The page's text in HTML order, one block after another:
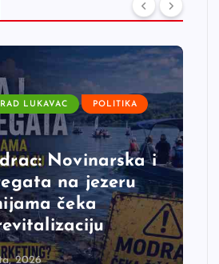
LUKAVAC POLITIKA
Novinarska i
na jezeru
čeka
2026